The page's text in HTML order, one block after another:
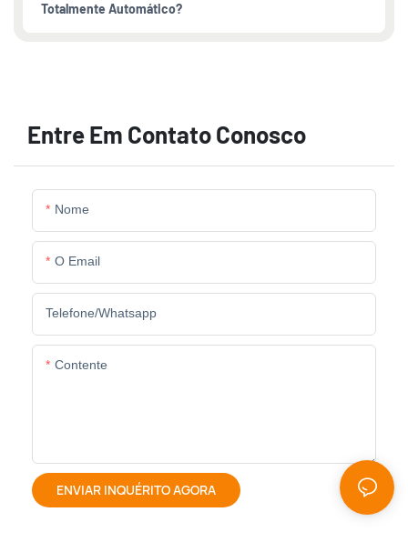
Totalmente Automático?
Entre Em Contato Conosco
Nome
O Email
Telefone/whatsapp
Contente
ENVIAR INQUÉRITO AGORA